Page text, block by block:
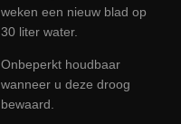
weken een nieuw blad op
30 liter water.
Onbeperkt houdbaar
wanneer u deze droog
bewaard.